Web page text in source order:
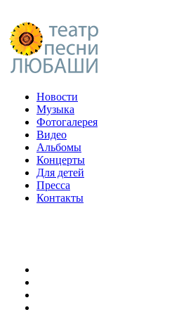
Новости
Музыка
Фотогалерея
Видео
Альбомы
Концерты
Для детей
Пресса
Контакты